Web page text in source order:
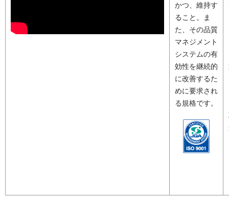
かつ、維持す
ること。ま
た、その品質
マネジメント
システムの有
効性を継続的
に改善するた
めに要求され
る規格です。